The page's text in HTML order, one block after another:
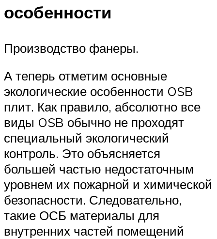
особенности
Производство фанеры.
А теперь отметим основные
экологические особенности OSB
плит. Как правило, абсолютно все
виды OSB обычно не проходят
специальный экологический
контроль. Это объясняется
большей частью недостаточным
уровнем их пожарной и химической
безопасности. Следовательно,
такие ОСБ материалы для
внутренних частей помещений